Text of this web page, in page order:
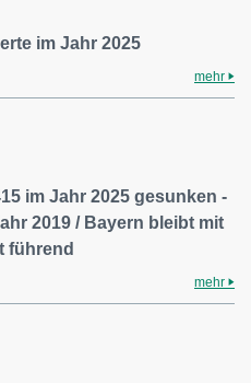
im Jahr 2025
mehr
im Jahr 2025 gesunken -
2019 / Bayern bleibt mit
führend
mehr